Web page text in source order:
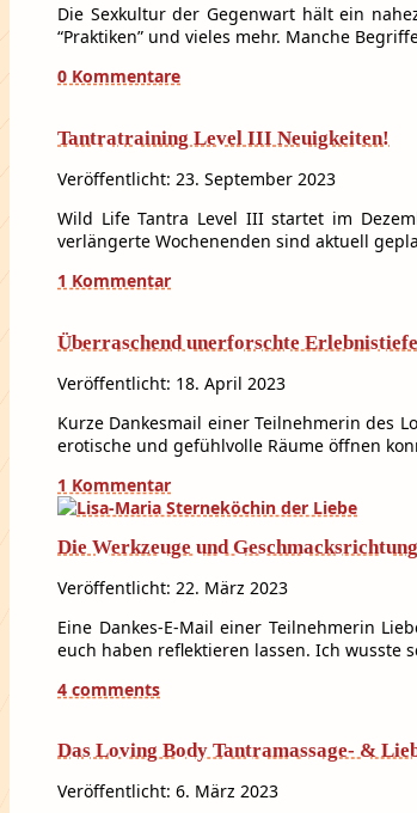
Die Sexkultur der Gegenwart hält ein
“Praktiken” und vieles mehr. Manche
0 Kommentare
Tantratraining Level III Neuigkeiten!
Veröffentlicht: 23. September 2023
Wild Life Tantra Level III startet im
verlängerte Wochenenden sind aktuell
1 Kommentar
Überraschend unerforschte
Veröffentlicht: 18. April 2023
Kurze Dankesmail einer Teilnehmerin des
erotische und gefühlvolle Räume öffnen
1 Kommentar
Die Werkzeuge und
Veröffentlicht: 22. März 2023
Eine Dankes-E-Mail einer Teilnehmerin
euch haben reflektieren lassen. Ich wusste
4 comments
Das Loving Body Tantramassage- &
Veröffentlicht: 6. März 2023